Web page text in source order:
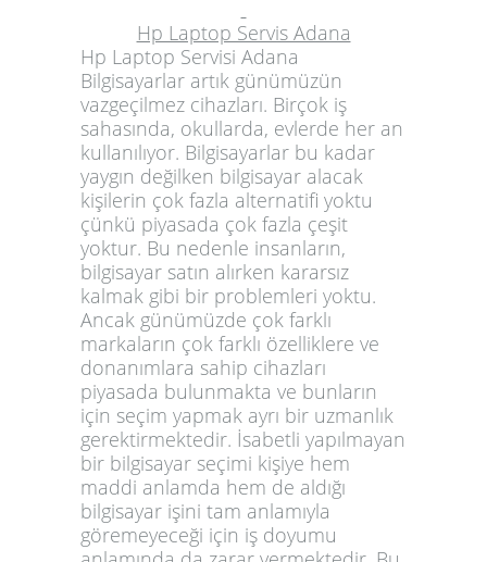
Hp Laptop Servis Adana
Hp Laptop Servisi Adana
Bilgisayarlar artık günümüzün
vazgeçilmez cihazları. Birçok iş
sahasında, okullarda, evlerde her an
kullanılıyor. Bilgisayarlar bu kadar
yaygın değilken bilgisayar alacak
kişilerin çok fazla alternatifi yoktu
çünkü piyasada çok fazla çeşit
yoktur. Bu nedenle insanların,
bilgisayar satın alırken kararsız
kalmak gibi bir problemleri yoktu.
Ancak günümüzde çok farklı
markaların çok farklı özelliklere ve
donanımlara sahip cihazları
piyasada bulunmakta ve bunların
için seçim yapmak ayrı bir uzmanlık
gerektirmektedir. İsabetli yapılmayan
bir bilgisayar seçimi kişiye hem
maddi anlamda hem de aldığı
bilgisayar işini tam anlamıyla
göremeyeceği için iş doyumu